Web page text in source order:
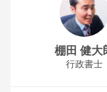
棚田 健大
行政書士